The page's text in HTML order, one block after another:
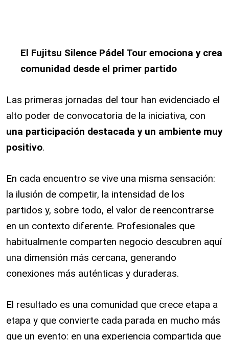
El Fujitsu Silence Pádel Tour emociona y crea
comunidad desde el primer partido
Las primeras jornadas del tour han evidenciado el
alto poder de convocatoria de la iniciativa, con
una participación destacada y un ambiente muy
positivo.
En cada encuentro se vive una misma sensación:
la ilusión de competir, la intensidad de los
partidos y, sobre todo, el valor de reencontrarse
en un contexto diferente. Profesionales que
habitualmente comparten negocio descubren aquí
una dimensión más cercana, generando
conexiones más auténticas y duraderas.
El resultado es una comunidad que crece etapa a
etapa y que convierte cada parada en mucho más
que un evento: en una experiencia compartida que